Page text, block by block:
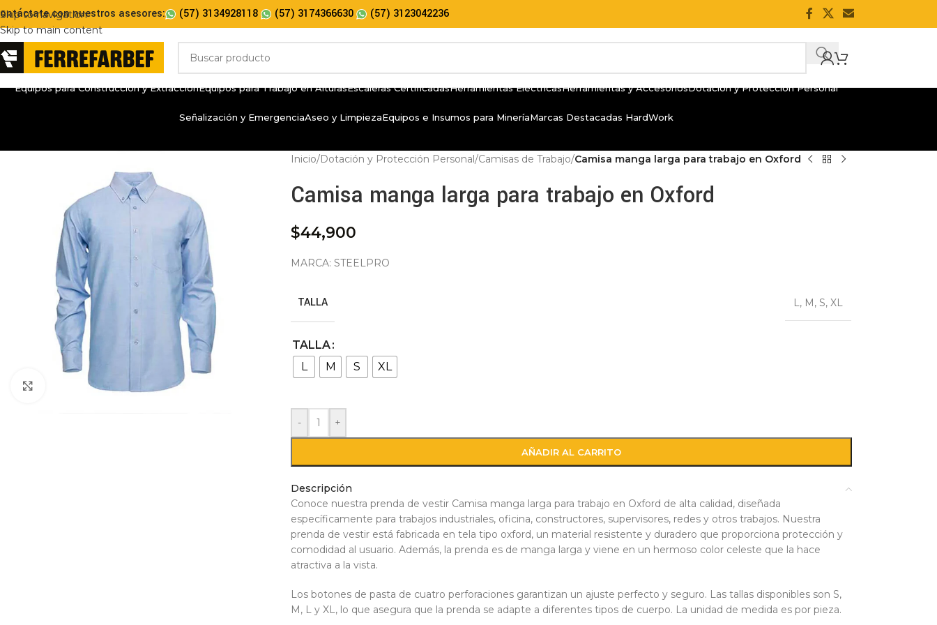
Skip to navigation
Skip to main content
con nuestros asesores: (57) 3134928118 (57) 3174366630 (57) 3123042236
Equipos para Construcción y ExtracciónEquipos para Trabajo en AlturasEscaleras CertificadasHerramientas EléctricasHerramientas y AccesoriosDotación y Protección Personal
Señalización y EmergenciaAseo y LimpiezaEquipos e Insumos para MineríaMarcas Destacadas HardWork
Click to enlarge
Inicio/Dotación y Protección Personal/Camisas de Trabajo/Camisa manga larga para trabajo en Oxford
Camisa manga larga para trabajo en Oxford
$44,900
MARCA: STEELPRO
TALLA L, M, S,XL
TALLA
L
M S XL
- +
AÑADIR AL CARRITO
Descripción
Conoce nuestra prenda de vestir Camisa manga larga para trabajo en Oxford de alta calidad, diseñada
específicamente para trabajos industriales, oficina, constructores, supervisores, redes y otros trabajos. Nuestra
prenda de vestir está fabricada en tela tipo oxford, un material resistente y duradero que proporciona protección y
comodidad al usuario. Además, la prenda es de manga larga y viene en un hermoso color celeste que la hace
atractiva a la vista.
Los botones de pasta de cuatro perforaciones garantizan un ajuste perfecto y seguro. Las tallas disponibles son S,
M, L y XL, lo que asegura que la prenda se adapte a diferentes tipos de cuerpo. La unidad de medida es por pieza.